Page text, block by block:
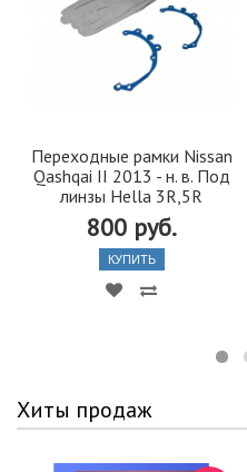
Переходные рамки Nissan
Qashqai II 2013 - н. в. Под
линзы Hella 3R,5R
800 руб.
КУПИТЬ
Хиты продаж